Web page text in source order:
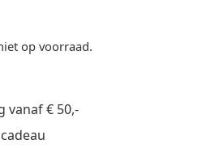
op voorraad.
vanaf € 50,-